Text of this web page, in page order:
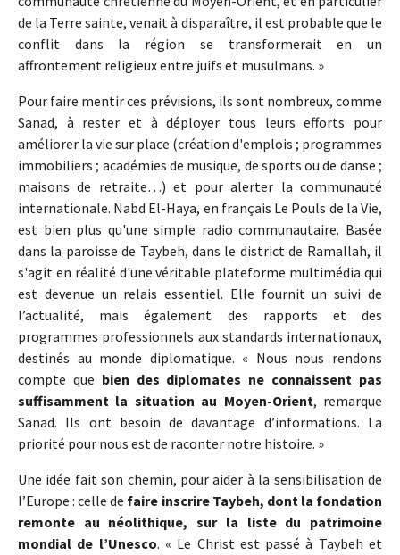
de la Terre sainte, venait à disparaître, il est probable que le
conflit dans la région se transformerait en un
affrontement religieux entre juifs et musulmans. »
Pour faire mentir ces prévisions, ils sont nombreux, comme
Sanad, à rester et à déployer tous leurs efforts pour
améliorer la vie sur place (création d'emplois ; programmes
immobiliers ; académies de musique, de sports ou de danse ;
maisons de retraite…) et pour alerter la communauté
internationale. Nabd El-Haya, en français Le Pouls de la Vie,
est bien plus qu'une simple radio communautaire. Basée
dans la paroisse de Taybeh, dans le district de Ramallah, il
s'agit en réalité d'une véritable plateforme multimédia qui
est devenue un relais essentiel. Elle fournit un suivi de
l’actualité, mais également des rapports et des
programmes professionnels aux standards internationaux,
destinés au monde diplomatique. « Nous nous rendons
compte que bien des diplomates ne connaissent pas
suffisamment la situation au Moyen-Orient, remarque
Sanad. Ils ont besoin de davantage d’informations. La
priorité pour nous est de raconter notre histoire. »
Une idée fait son chemin, pour aider à la sensibilisation de
l’Europe : celle de faire inscrire Taybeh, dont la fondation
remonte au néolithique, sur la liste du patrimoine
mondial de l’Unesco. « Le Christ est passé à Taybeh et